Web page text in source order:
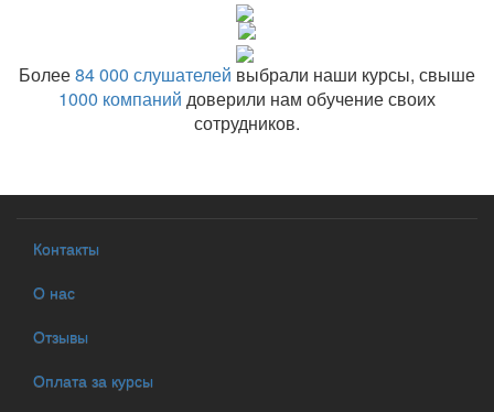
Более84 000 слушателей выбрали наши курсы, свыше
1000 компаний доверили нам обучение своих
сотрудников.
Контакты
О нас
Отзывы
Оплата за курсы